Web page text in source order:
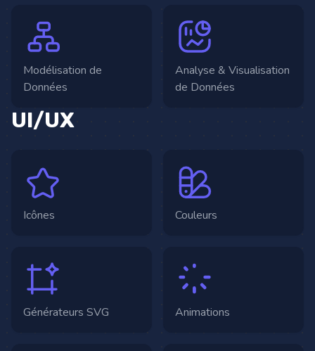
Modélisation de
Données
Analyse & Visualisation
de Données
UI/UX
Icônes Couleurs
Générateurs SVG Animations